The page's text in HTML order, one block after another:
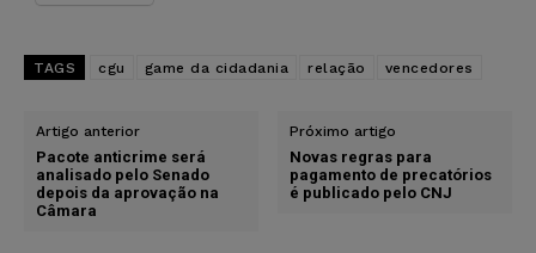
TAGS cgu game da cidadania relação vencedores
Artigo anterior
Pacote anticrime será
analisado pelo Senado
depois da aprovação na
Câmara
Próximo artigo
Novas regras para
pagamento de precatórios
é publicado pelo CNJ